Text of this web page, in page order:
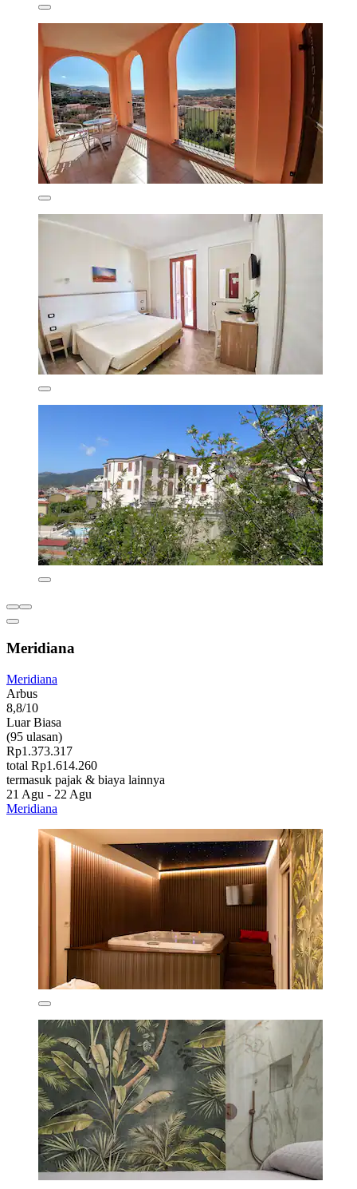
Meridiana
Meridiana
Arbus
8,8/10
Luar Biasa
(95 ulasan)
Rp1.373.317
total Rp1.614.260
termasuk pajak & biaya lainnya
21 Agu - 22 Agu
Meridiana